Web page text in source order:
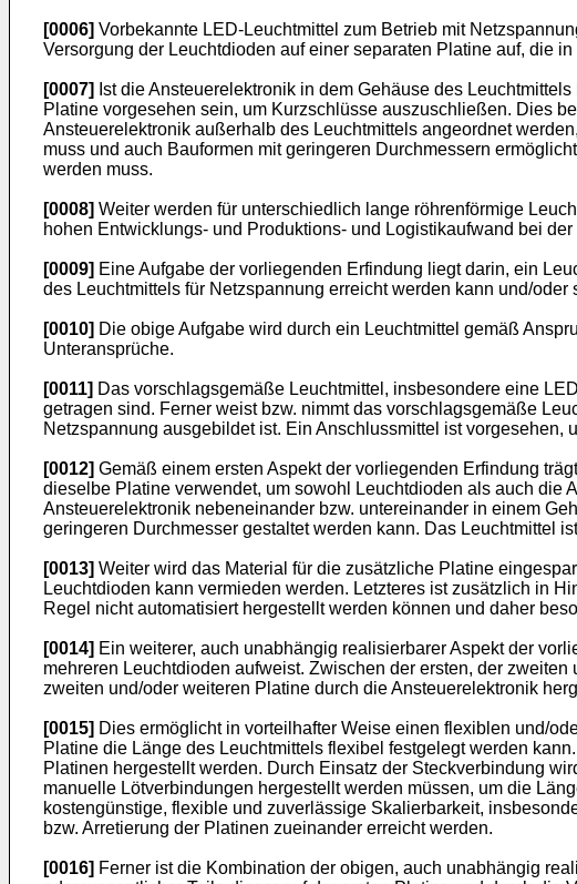
[0006] Vorbekannte LED-Leuchtmittel zum Betrieb mit
Versorgung der Leuchtdioden auf einer separaten Platine auf, die
[0007] Ist die Ansteuerelektronik in dem Gehäuse des
Platine vorgesehen sein, um Kurzschlüsse auszuschließen. Dies
Ansteuerelektronik außerhalb des Leuchtmittels angeordnet
muss und auch Bauformen mit geringeren Durchmessern
werden muss.
[0008] Weiter werden für unterschiedlich lange röhrenförmige
hohen Entwicklungs- und Produktions- und Logistikaufwand bei
[0009] Eine Aufgabe der vorliegenden Erfindung liegt darin, ein
des Leuchtmittels für Netzspannung erreicht werden kann und/
[0010] Die obige Aufgabe wird durch ein Leuchtmittel gemäß
Unteransprüche.
[0011] Das vorschlagsgemäße Leuchtmittel, insbesondere eine
getragen sind. Ferner weist bzw. nimmt das vorschlagsgemäße
Netzspannung ausgebildet ist. Ein Anschlussmittel ist
[0012] Gemäß einem ersten Aspekt der vorliegenden Erfindung
dieselbe Platine verwendet, um sowohl Leuchtdioden als auch die
Ansteuerelektronik nebeneinander bzw. untereinander in einem
geringeren Durchmesser gestaltet werden kann. Das Leuchtmittel
[0013] Weiter wird das Material für die zusätzliche Platine
Leuchtdioden kann vermieden werden. Letzteres ist zusätzlich in
Regel nicht automatisiert hergestellt werden können und daher
[0014] Ein weiterer, auch unabhängig realisierbarer Aspekt der
mehreren Leuchtdioden aufweist. Zwischen der ersten, der
zweiten und/oder weiteren Platine durch die Ansteuerelektronik
[0015] Dies ermöglicht in vorteilhafter Weise einen flexiblen und/
Platine die Länge des Leuchtmittels flexibel festgelegt werden
Platinen hergestellt werden. Durch Einsatz der Steckverbindung
manuelle Lötverbindungen hergestellt werden müssen, um die
kostengünstige, flexible und zuverlässige Skalierbarkeit,
bzw. Arretierung der Platinen zueinander erreicht werden.
[0016] Ferner ist die Kombination der obigen, auch unabhängig